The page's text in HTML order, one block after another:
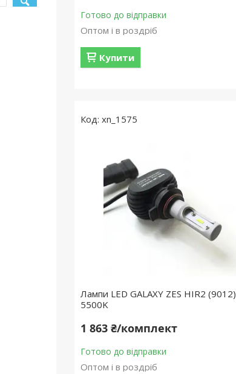
Готово до відправки
Оптом і в роздріб
Купити
xn_1575
Лампи LED GALAXY ZES HIR2 (9012)
5500K
1 863 ₴/комплект
Готово до відправки
Оптом і в роздріб